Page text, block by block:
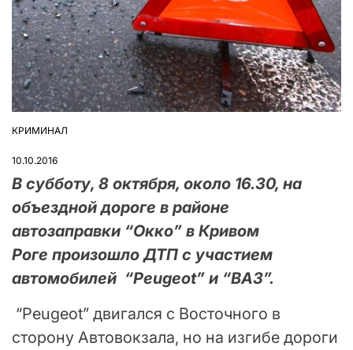
ОПУБЛІКУВАТИ
КРИМИНАЛ
10.10.2016
В субботу, 8 октября, около 16.30, на
объездной дороге в районе
автозаправки “Окко” в Кривом
Роге произошло ДТП с участием
автомобилей “Peugeot” и “ВАЗ”.
“Peugeot” двигался с Восточного в
сторону Автовокзала, но на изгибе дороги